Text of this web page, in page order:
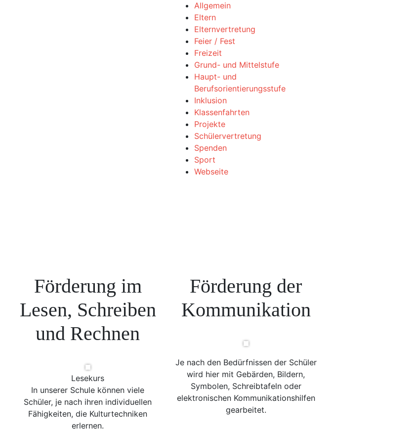
Allgemein
Eltern
Elternvertretung
Feier / Fest
Freizeit
Grund- und Mittelstufe
Haupt- und
Berufsorientierungsstufe
Inklusion
Klassenfahrten
Projekte
Schülervertretung
Spenden
Sport
Webseite
Förderung im
Lesen, Schreiben
und Rechnen
Lesekurs
In unserer Schule können viele
Schüler, je nach ihren individuellen
Fähigkeiten, die Kulturtechniken
erlernen.
Förderung der
Kommunikation
Je nach den Bedürfnissen der Schüler
wird hier mit Gebärden, Bildern,
Symbolen, Schreibtafeln oder
elektronischen Kommunikationshilfen
gearbeitet.